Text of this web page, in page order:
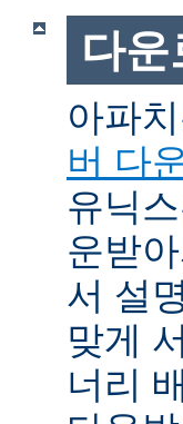
다운
아파
버 다
유닉
운받
서 설
맞게
너리